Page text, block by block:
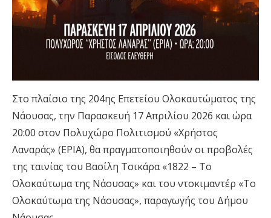
Στο πλαίσιο της 204ης Επετείου Ολοκαυτώματος της
Νάουσας, την Παρασκευή 17 Απριλίου 2026 και ώρα
20:00 στον Πολυχώρο Πολιτισμού «Χρήστος
Λαναράς» (ΕΡΙΑ), θα πραγματοποιηθούν οι προβολές
της ταινίας του Βασίλη Τσικάρα «1822 – Το
Ολοκαύτωμα της Νάουσας» και του ντοκιμαντέρ «Το
Ολοκαύτωμα της Νάουσας», παραγωγής του Δήμου